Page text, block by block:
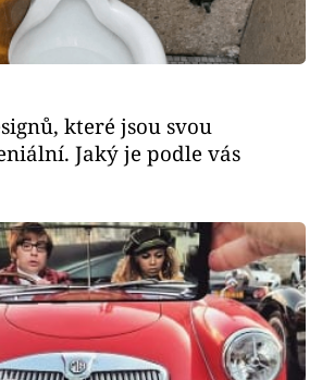
které jsou svou
Jaký je podle vás